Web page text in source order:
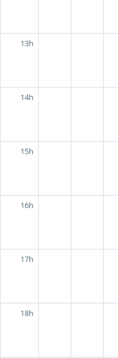
13h
14h
15h
16h
17h
18h